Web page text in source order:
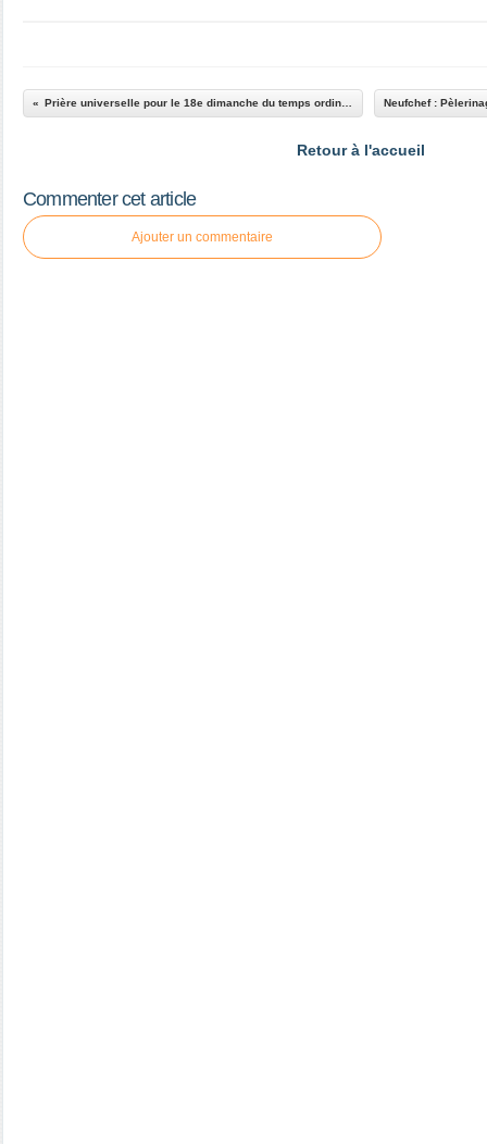
Retour à l'accueil
Commenter cet article
Ajouter un commentaire